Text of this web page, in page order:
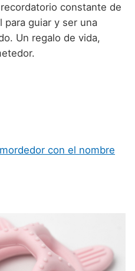
constante de
para guiar y ser una
Un regalo de vida,
con el nombre